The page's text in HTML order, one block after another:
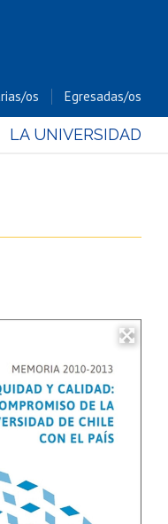
os Egresadas/os
LA UNIVERSIDAD